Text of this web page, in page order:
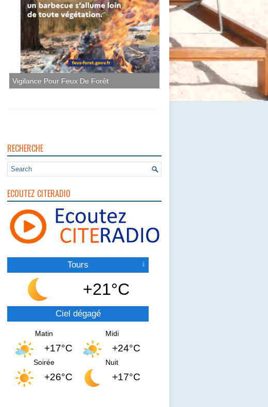
RECHERCHE
ECOUTEZ CITERADIO
Tours
+21°C
Ciel dégagé
Matin
+17°C
Midi
+24°C
Soirée
+26°C
Nuit
+17°C